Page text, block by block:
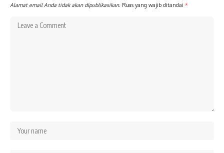
Alamat email Anda tidak akan dipublikasikan. Ruas yang wajib ditandai *